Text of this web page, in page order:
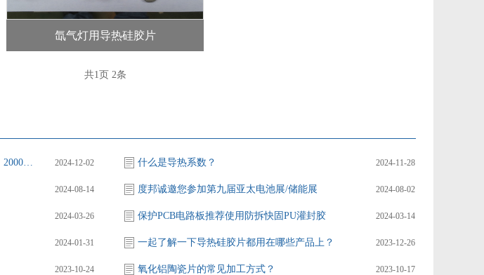
氙气灯用导热硅胶片
共1 页 2条
华为超高导热石墨烯材料导热系数创新高：2000W/m.K 2024-12-02 什么是导热系数？ 2024-11-28
2024-08-14 度邦诚邀您参加第九届亚太电池展/储能展 2024-08-02
2024-03-26 保护PCB电路板推荐使用防拆快固PU灌封胶 2024-03-14
2024-01-31 一起了解一下导热硅胶片都用在哪些产品上？ 2023-12-26
2023-10-24 氧化铝陶瓷片的常见加工方式？ 2023-10-17